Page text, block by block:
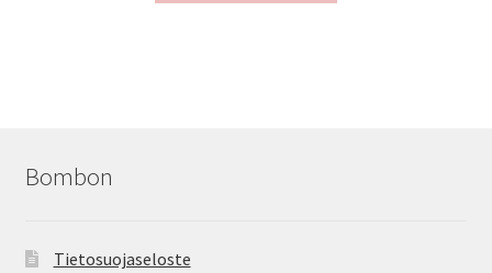
Bombon
Tietosuojaseloste